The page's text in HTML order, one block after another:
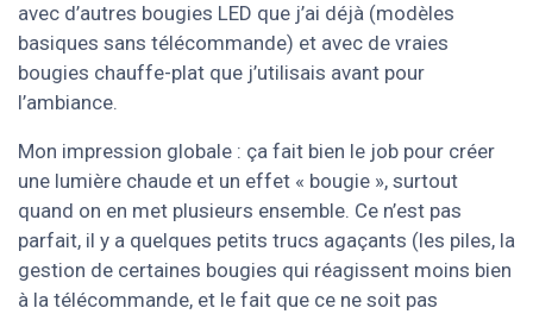
avec d’autres bougies LED que j’ai déjà (modèles
basiques sans télécommande) et avec de vraies
bougies chauffe-plat que j’utilisais avant pour
l’ambiance.
Mon impression globale : ça fait bien le job pour créer
une lumière chaude et un effet « bougie », surtout
quand on en met plusieurs ensemble. Ce n’est pas
parfait, il y a quelques petits trucs agaçants (les piles, la
gestion de certaines bougies qui réagissent moins bien
à la télécommande, et le fait que ce ne soit pas